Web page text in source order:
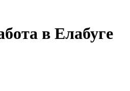
в Елабуге